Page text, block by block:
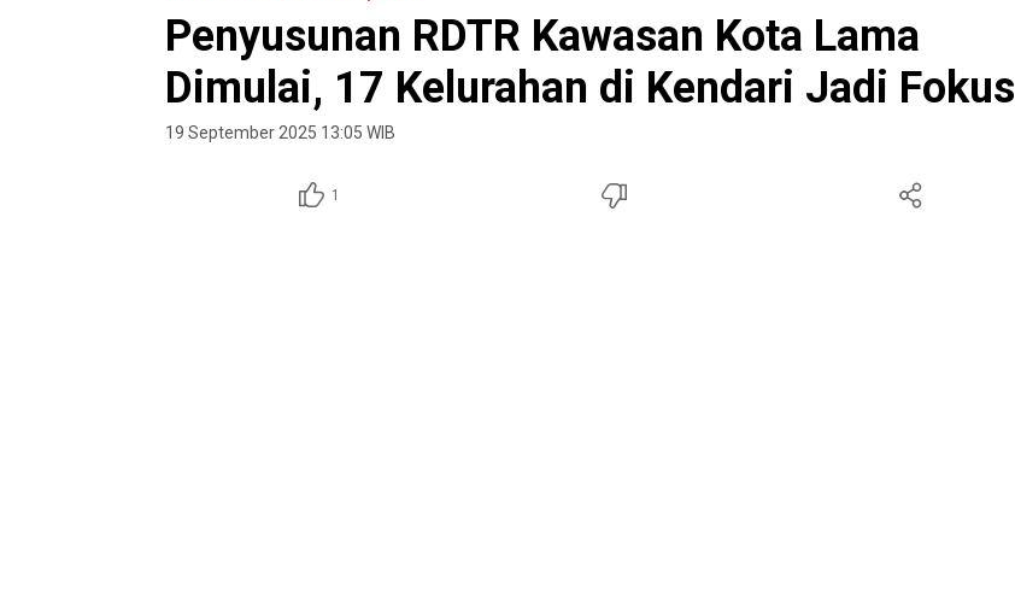
Penyusunan RDTR Kawasan Kota Lama
Dimulai, 17 Kelurahan di Kendari Jadi Fokus
19 September 2025 13:05 WIB
1